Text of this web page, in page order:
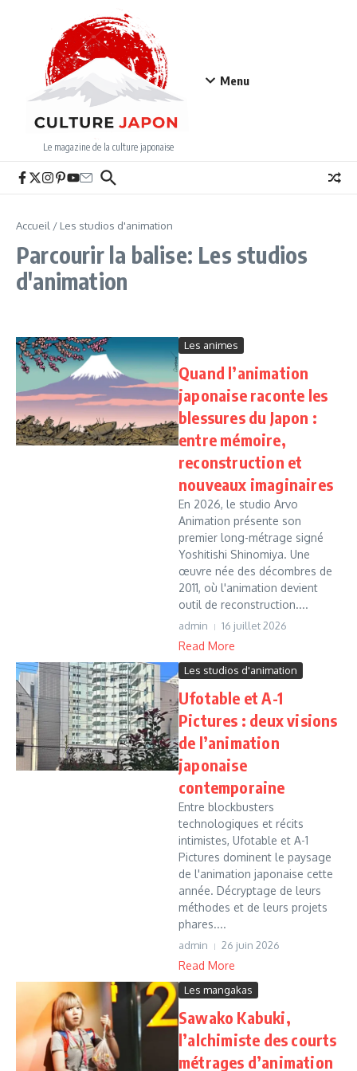
Le magazine de la culture japonaise
Menu
Accueil / Les studios d'animation
Parcourir la balise: Les studios
d'animation
Les animes
Quand l’animation
japonaise raconte les
blessures du Japon :
entre mémoire,
reconstruction et
nouveaux imaginaires
En 2026, le studio Arvo
Animation présente son
premier long-métrage signé
Yoshitishi Shinomiya. Une
œuvre née des décombres de
2011, où l'animation devient
outil de reconstruction....
admin 16 juillet 2026
Read More
Les studios d'animation
Ufotable et A-1
Pictures : deux visions
de l’animation
japonaise
contemporaine
Entre blockbusters
technologiques et récits
intimistes, Ufotable et A-1
Pictures dominent le paysage
de l'animation japonaise cette
année. Décryptage de leurs
méthodes et de leurs projets
phares....
admin 26 juin 2026
Read More
Les mangakas
Sawako Kabuki,
l’alchimiste des courts
métrages d’animation